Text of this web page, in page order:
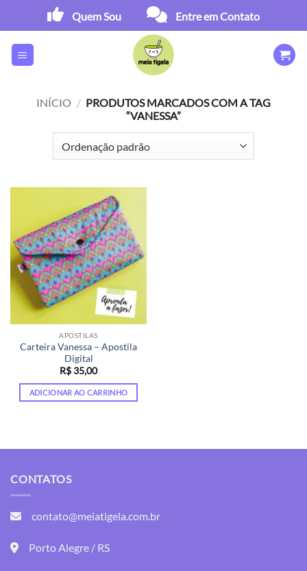
content
Quem Sou Entre em Contato
INÍCIO / PRODUTOS MARCADOS COM A TAG
“VANESSA”
APOSTILAS
Carteira Vanessa – Apostila
Digital
R$35,00
ADICIONAR AO CARRINHO
CONTATOS
contato@meiatigela.com.br
Porto Alegre / RS